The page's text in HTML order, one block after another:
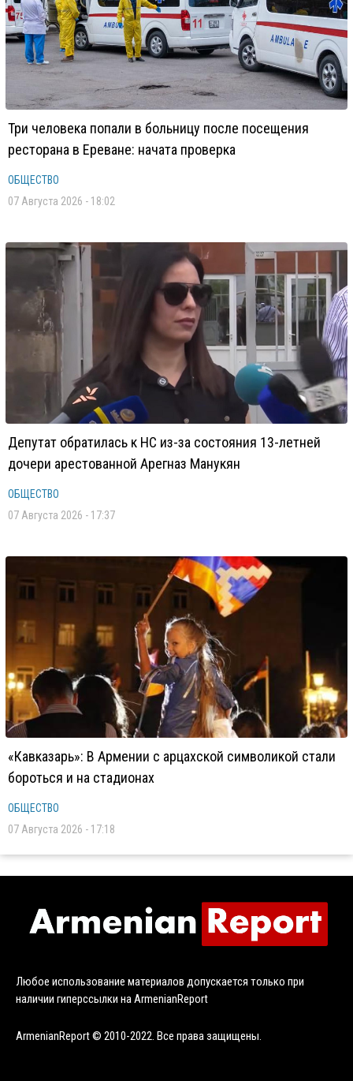
Три человека попали в больницу после посещения
ресторана в Ереване: начата проверка
ОБЩЕСТВО
07 Августа 2026 - 18:02
Депутат обратилась к НС из-за состояния 13-летней
дочери арестованной Арегназ Манукян
ОБЩЕСТВО
07 Августа 2026 - 17:37
«Кавказарь»: В Армении с арцахской символикой стали
бороться и на стадионах
ОБЩЕСТВО
07 Августа 2026 - 17:18
Любое использование материалов допускается только при
наличии гиперссылки на ArmenianReport
ArmenianReport © 2010-2022. Все права защищены.